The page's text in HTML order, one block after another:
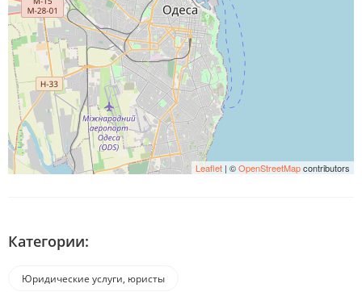
Leaflet | ©OpenStreetMapcontributors
Категории:
Юридические услуги, юристы